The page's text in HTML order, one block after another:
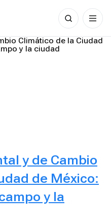
Search
for:
y de Cambio
de México:
y la